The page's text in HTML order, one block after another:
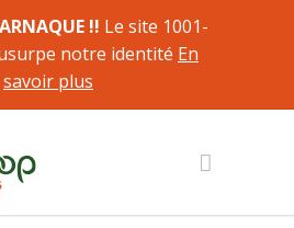
!! Le site 1001-
notre identité En
savoir plus